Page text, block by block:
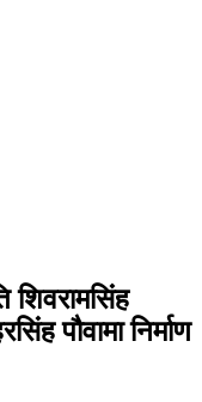
पौवामा निर्माण